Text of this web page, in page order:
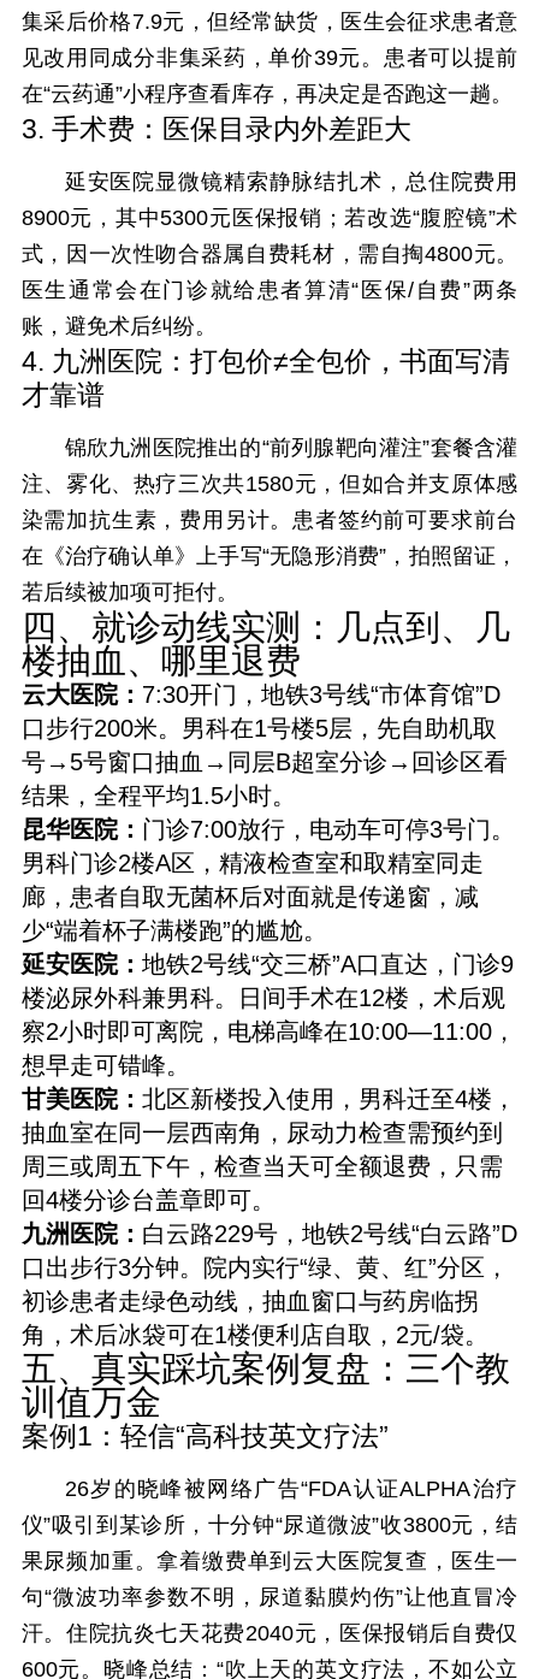
集采后价格7.9元，但经常缺货，医生会征求患者意
见改用同成分非集采药，单价39元。患者可以提前
在“云药通”小程序查看库存，再决定是否跑这一趟。
3. 手术费：医保目录内外差距大
延安医院显微镜精索静脉结扎术，总住院费用
8900元，其中5300元医保报销；若改选“腹腔镜”术
式，因一次性吻合器属自费耗材，需自掏4800元。
医生通常会在门诊就给患者算清“医保/自费”两条
账，避免术后纠纷。
4. 九洲医院：打包价≠全包价，书面写清
才靠谱
锦欣九洲医院推出的“前列腺靶向灌注”套餐含灌
注、雾化、热疗三次共1580元，但如合并支原体感
染需加抗生素，费用另计。患者签约前可要求前台
在《治疗确认单》上手写“无隐形消费”，拍照留证，
若后续被加项可拒付。
四、就诊动线实测：几点到、几
楼抽血、哪里退费
云大医院： 7:30开门，地铁3号线“市体育馆”D
口步行200米。男科在1号楼5层，先自助机取
号→5号窗口抽血→同层B超室分诊→回诊区看
结果，全程平均1.5小时。
昆华医院： 门诊7:00放行，电动车可停3号门。
男科门诊2楼A区，精液检查室和取精室同走
廊，患者自取无菌杯后对面就是传递窗，减
少“端着杯子满楼跑”的尴尬。
延安医院： 地铁2号线“交三桥”A口直达，门诊9
楼泌尿外科兼男科。日间手术在12楼，术后观
察2小时即可离院，电梯高峰在10:00—11:00，
想早走可错峰。
甘美医院： 北区新楼投入使用，男科迁至4楼，
抽血室在同一层西南角，尿动力检查需预约到
周三或周五下午，检查当天可全额退费，只需
回4楼分诊台盖章即可。
九洲医院： 白云路229号，地铁2号线“白云路”D
口出步行3分钟。院内实行“绿、黄、红”分区，
初诊患者走绿色动线，抽血窗口与药房临拐
角，术后冰袋可在1楼便利店自取，2元/袋。
五、真实踩坑案例复盘：三个教
训值万金
案例1：轻信“高科技英文疗法”
26岁的晓峰被网络广告“FDA认证ALPHA治疗
仪”吸引到某诊所，十分钟“尿道微波”收3800元，结
果尿频加重。拿着缴费单到云大医院复查，医生一
句“微波功率参数不明，尿道黏膜灼伤”让他直冒冷
汗。住院抗炎七天花费2040元，医保报销后自费仅
600元。晓峰总结：“吹上天的英文疗法，不如公立